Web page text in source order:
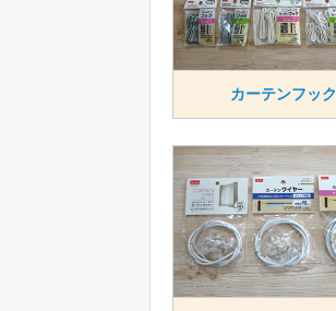
カーテンフック